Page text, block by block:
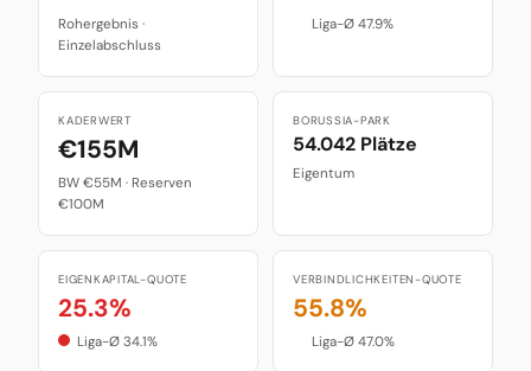
Rohergebnis ·
Einzelabschluss
Liga-Ø 47.9%
KADERWERT
€155M
BW €55M · Reserven
€100M
BORUSSIA-PARK
54.042 Plätze
Eigentum
EIGENKAPITAL-QUOTE
25.3%
Liga-Ø 34.1%
VERBINDLICHKEITEN-QUOTE
55.8%
Liga-Ø 47.0%